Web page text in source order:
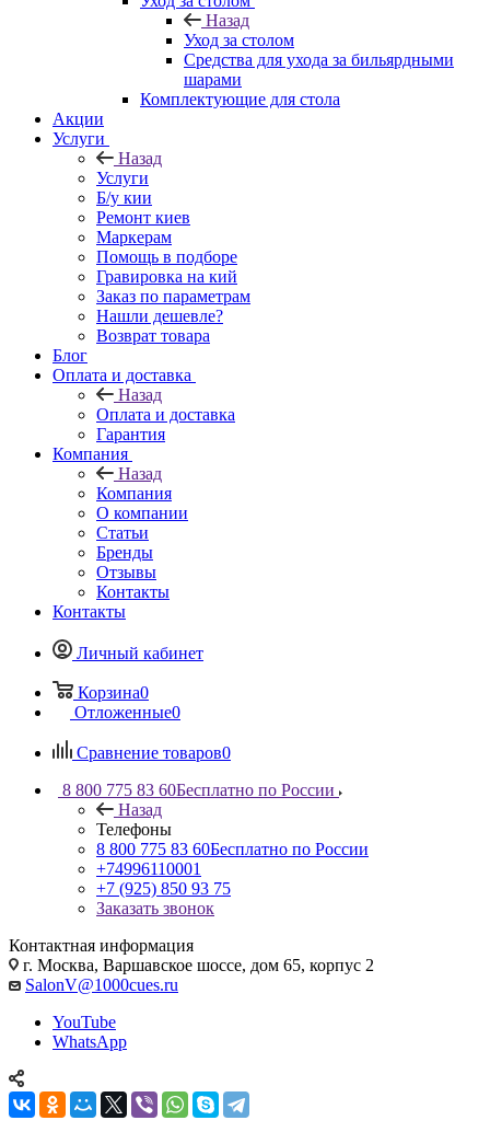
Назад
Уход за столом
Средства для ухода за бильярдными
шарами
Комплектующие для стола
Акции
Услуги
Назад
Услуги
Б/у кии
Ремонт киев
Маркерам
Помощь в подборе
Гравировка на кий
Заказ по параметрам
Нашли дешевле?
Возврат товара
Блог
Оплата и доставка
Назад
Оплата и доставка
Гарантия
Компания
Назад
Компания
О компании
Статьи
Бренды
Отзывы
Контакты
Контакты
Личный кабинет
Корзина0
Отложенные0
Сравнение товаров0
8 800 775 83 60Бесплатно по России
Назад
Телефоны
8 800 775 83 60Бесплатно по России
+74996110001
+7 (925) 850 93 75
Заказать звонок
Контактная информация
г. Москва, Варшавское шоссе, дом 65, корпус 2
SalonV@1000cues.ru
YouTube
WhatsApp